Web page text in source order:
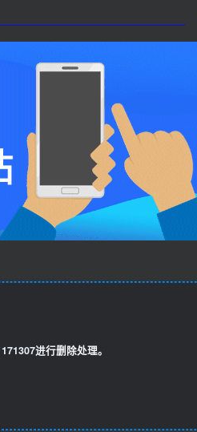
进行删除处理。